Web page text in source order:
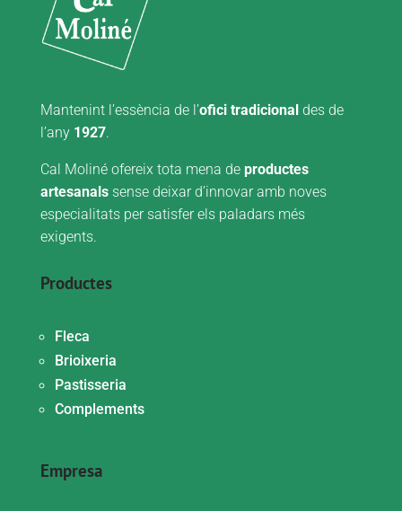
Mantenint l’essència de l’ofici tradicional des de
l’any 1927.
Cal Moliné ofereix tota mena de productes
artesanalssense deixar d’innovar amb noves
especialitats per satisfer els paladars més
exigents.
Productes
Fleca
Brioixeria
Pastisseria
Complements
Empresa